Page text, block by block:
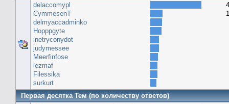
delaccomypl
CymmesenT
delmyaccadminko
Hopppgyte
inetryconydot
judymessee
Meerfinfose
lezmaf
Filessika
surkurt
Первая десятка Тем (по количеству ответов)